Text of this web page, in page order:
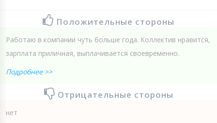
Положительные стороны
Работаю в компании чуть больше года. Коллектив нравится,
зарплата приличная, выплачивается своевременно.
Подробнее >>
Отрицательные стороны
нет